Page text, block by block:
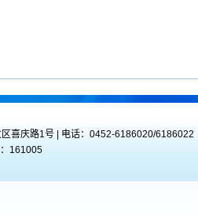
喜庆路1号 | 电话：0452-6186020/6186022
161005